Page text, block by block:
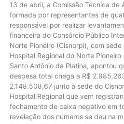
13 de abril, a Comissão Técnica de
formada por representantes de
responsável por realizar
financeira do Consórcio Público
Norte Pioneiro (Cisnorpi), com
Hospital Regional do Norte Pioneiro
Santo Antônio da Platina, apontou
despesa total chega a R$
2.148.508,67 junto à sede do
Hospital Regional que vem
fechamento de caixa negativo em
revelação dos números se deu na